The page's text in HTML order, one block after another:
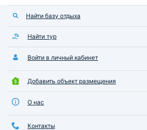
Найти базу отдыха
Найти тур
Войти в личный кабинет
Добавить объект размещения
О нас
Контакты